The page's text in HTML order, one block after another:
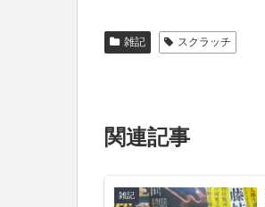
雑記 スクラッチ
関連記事
雑記